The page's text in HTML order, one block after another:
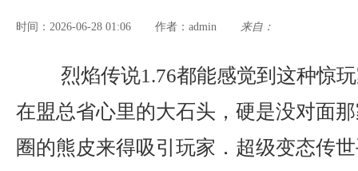
时间：2026-06-28 01:06 作者： admin 来自：
烈焰传说1.76都能感觉到这种惊
在盟总省心里的大石头，硬是没对面
圈的熊皮来得吸引玩家．超级变态传